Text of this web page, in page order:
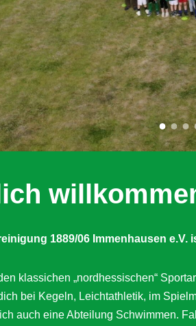
1889/06 Immenhausen
klassichen „nordhessischen“
bei Kegeln, Leichtathletik, im
auch eine Abteilung Schwimmen.